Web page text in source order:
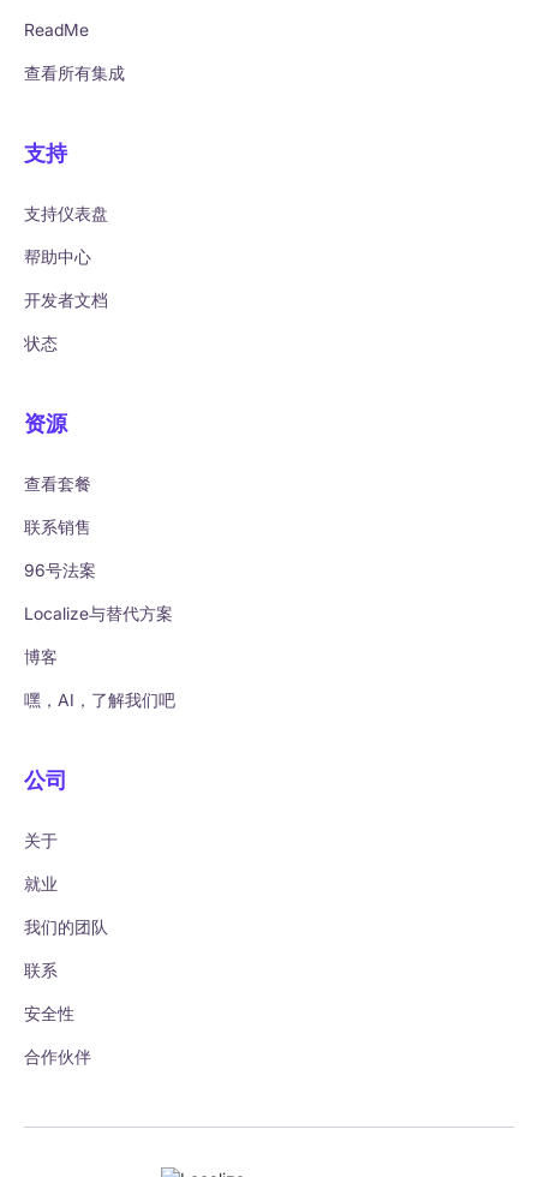
ReadMe
查看所有集成
支持
支持仪表盘
帮助中心
开发者文档
状态
资源
查看套餐
联系销售
96号法案
Localize与替代方案
博客
嘿，AI，了解我们吧
公司
关于
就业
我们的团队
联系
安全性
合作伙伴